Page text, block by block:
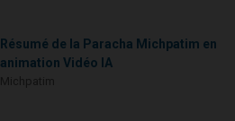
Résumé de la Paracha Michpatim en
animation Vidéo IA